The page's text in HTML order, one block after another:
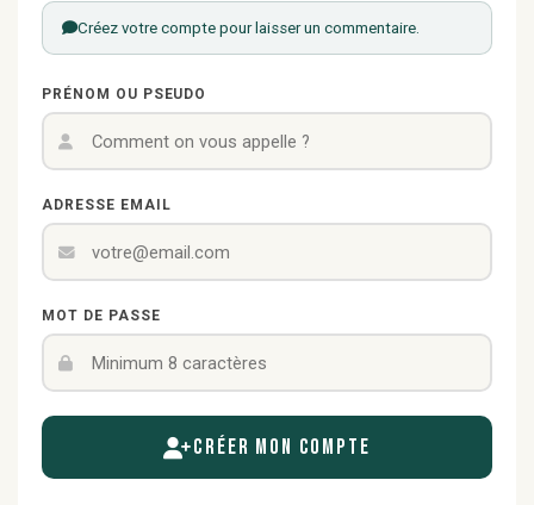
Créez votre compte pour laisser un commentaire.
PRÉNOM OU PSEUDO
ADRESSE EMAIL
MOT DE PASSE
Créer mon compte